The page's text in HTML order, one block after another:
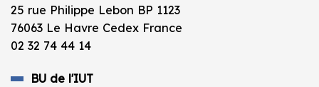
25 rue Philippe Lebon BP 1123
76063 Le Havre Cedex France
02 32 74 44 14
BU de l'IUT